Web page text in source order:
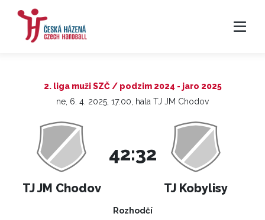
2. liga muži SZČ / podzim 2024 - jaro 2025
ne, 6. 4. 2025, 17:00, hala TJ JM Chodov
TJ JM Chodov
42:32
TJ Kobylisy
Rozhodčí